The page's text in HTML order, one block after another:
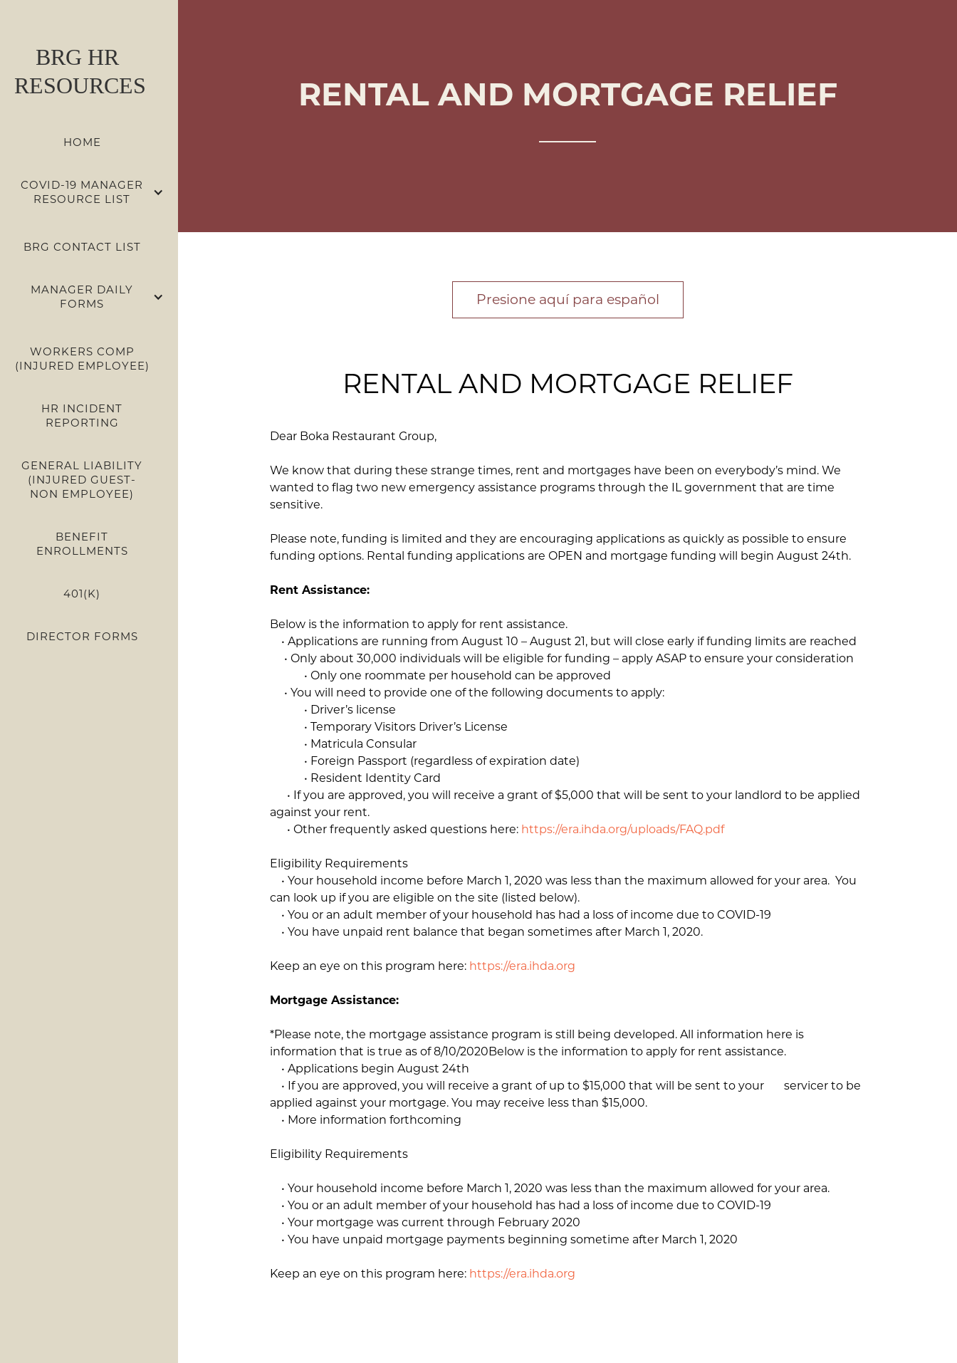
BRG HR
RESOURCES
HOME
COVID-19 MANAGER
RESOURCE LIST
BRG CONTACT LIST
MANAGER DAILY
FORMS
WORKERS COMP
(INJURED EMPLOYEE)
HR INCIDENT
REPORTING
GENERAL LIABILITY
(INJURED GUEST-
NON EMPLOYEE)
BENEFIT
ENROLLMENTS
401(K)
DIRECTOR FORMS
RENTAL AND MORTGAGE RELIEF
Presione aquí para español
RENTAL AND MORTGAGE RELIEF
Dear Boka Restaurant Group,
We know that during these strange times, rent and mortgages have been on everybody’s mind. We
wanted to flag two new emergency assistance programs through the IL government that are time
sensitive.
Please note, funding is limited and they are encouraging applications as quickly as possible to ensure
funding options. Rental funding applications are OPEN and mortgage funding will begin August 24th.
Rent Assistance:
Below is the information to apply for rent assistance.
• Applications are running from August 10 – August 21, but will close early if funding limits are reached
• Only about 30,000 individuals will be eligible for funding – apply ASAP to ensure your consideration
• Only one roommate per household can be approved
• You will need to provide one of the following documents to apply:
• Driver’s license
• Temporary Visitors Driver’s License
• Matricula Consular
• Foreign Passport (regardless of expiration date)
• Resident Identity Card
• If you are approved, you will receive a grant of $5,000 that will be sent to your landlord to be applied
against your rent.
• Other frequently asked questions here: https://era.ihda.org/uploads/FAQ.pdf
Eligibility Requirements
• Your household income before March 1, 2020 was less than the maximum allowed for your area. You
can look up if you are eligible on the site (listed below).
• You or an adult member of your household has had a loss of income due to COVID-19
• You have unpaid rent balance that began sometimes after March 1, 2020.
Keep an eye on this program here: https://era.ihda.org
Mortgage Assistance:
*Please note, the mortgage assistance program is still being developed. All information here is
information that is true as of 8/10/2020Below is the information to apply for rent assistance.
• Applications begin August 24th
• If you are approved, you will receive a grant of up to $15,000 that will be sent to your servicer to be
applied against your mortgage. You may receive less than $15,000.
• More information forthcoming
Eligibility Requirements
• Your household income before March 1, 2020 was less than the maximum allowed for your area.
• You or an adult member of your household has had a loss of income due to COVID-19
• Your mortgage was current through February 2020
• You have unpaid mortgage payments beginning sometime after March 1, 2020
Keep an eye on this program here: https://era.ihda.org